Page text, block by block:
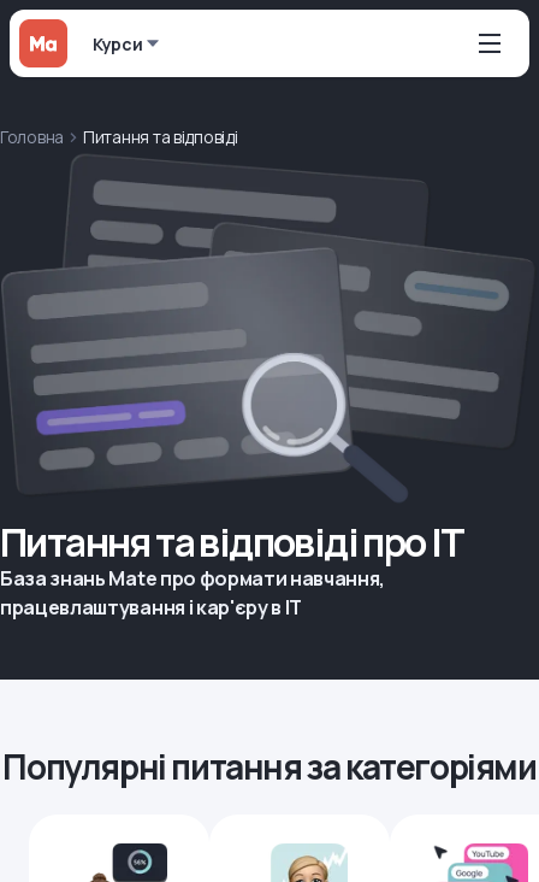
Курси
Головна Питання та відповіді
Питання та відповіді про IT
База знань Mate про формати навчання,
працевлаштування і кар'єру в IT
Популярні питання за категоріями